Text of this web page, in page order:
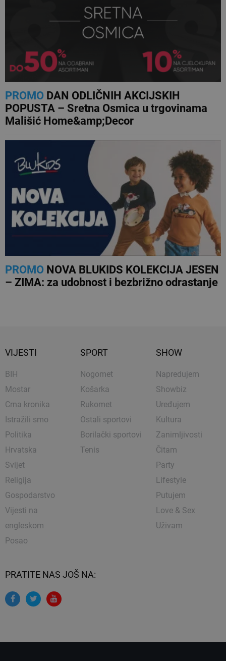
PROMODAN ODLIČNIH AKCIJSKIH
POPUSTA – Sretna Osmica u trgovinama
Mališić Home&amp;Decor
PROMONOVA BLUKIDS KOLEKCIJA JESEN
– ZIMA: za udobnost i bezbrižno odrastanje
VIJESTI
BIH
Mostar
Crna kronika
Istražili smo
Politika
Hrvatska
Svijet
Religija
Gospodarstvo
Vijesti na
engleskom
Posao
SPORT
Nogomet
Košarka
Rukomet
Ostali sportovi
Borilački sportovi
Tenis
SHOW
Napredujem
Showbiz
Uređujem
Kultura
Zanimljivosti
Čitam
Party
Lifestyle
Putujem
Love & Sex
Uživam
PRATITE NAS JOŠ NA: